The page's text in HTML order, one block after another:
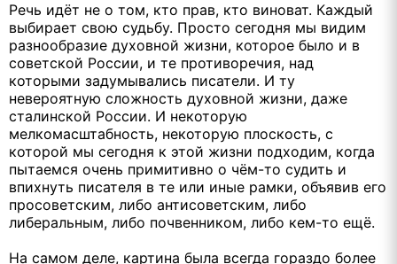
Речь идёт не о том, кто прав, кто виноват. Каждый
выбирает свою судьбу. Просто сегодня мы видим
разнообразие духовной жизни, которое было и в
советской России, и те противоречия, над
которыми задумывались писатели. И ту
невероятную сложность духовной жизни, даже
сталинской России. И некоторую
мелкомасштабность, некоторую плоскость, с
которой мы сегодня к этой жизни подходим, когда
пытаемся очень примитивно о чём-то судить и
впихнуть писателя в те или иные рамки, объявив его
просоветским, либо антисоветским, либо
либеральным, либо почвенником, либо кем-то ещё.
На самом деле, картина была всегда гораздо более